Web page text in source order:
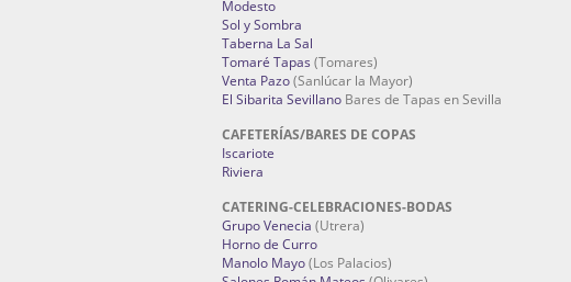
Modesto
Sol y Sombra
Taberna La Sal
Tomaré Tapas (Tomares)
Venta Pazo(Sanlúcar la Mayor)
El Sibarita Sevillano Bares de Tapas en Sevilla
CAFETERÍAS/BARES DE COPAS
Iscariote
Riviera
CATERING-CELEBRACIONES-BODAS
Grupo Venecia (Utrera)
Horno de Curro
Manolo Mayo(Los Palacios)